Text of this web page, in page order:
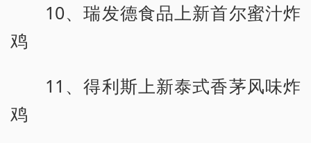
10、瑞发德食品上新首尔蜜汁炸
鸡
11、得利斯上新泰式香茅风味炸
鸡